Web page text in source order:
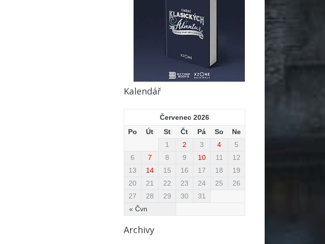
Kalendář
Červenec 2026
Po
Út St Čt Pá So Ne
« Čvn
1 2 3 4
5
6
7 8 9 10 11
12
13
14 15 16 17 18
19
20
21 22 23 24 25
26
27
28 29 30 31
Archivy